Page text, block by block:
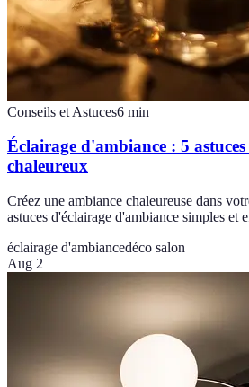
Conseils et Astuces6 min
Éclairage d'ambiance : 5
chaleureux
Créez une ambiance chaleureuse dans
astuces d'éclairage d'ambiance simples et
éclairage d'ambiancedéco salon
Aug 2